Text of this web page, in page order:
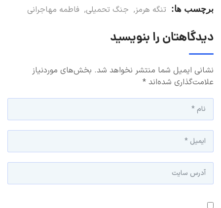
برچسب ها: تنگه هرمز, جنگ تحمیلی, فاطمه مهاجرانی
دیدگاهتان را بنویسید
نشانی ایمیل شما منتشر نخواهد شد. بخش‌های موردنیاز
علامت‌گذاری شده‌اند *